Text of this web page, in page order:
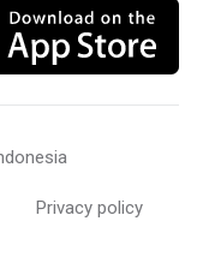
Privacy policy